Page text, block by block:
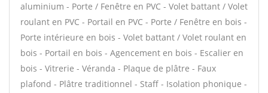
aluminium - Porte / Fenêtre en PVC - Volet battant / Volet
roulant en PVC - Portail en PVC - Porte / Fenêtre en bois -
Porte intérieure en bois - Volet battant / Volet roulant en
bois - Portail en bois - Agencement en bois - Escalier en
bois - Vitrerie - Véranda - Plaque de plâtre - Faux
plafond - Plâtre traditionnel - Staff - Isolation phonique -